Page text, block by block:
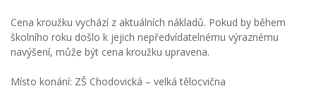
Cena kroužku vychází z aktuálních nákladů. Pokud by během
školního roku došlo k jejich nepředvídatelnému výraznému
navýšení, může být cena kroužku upravena.
Místo konání: ZŠ Chodovická – velká tělocvična